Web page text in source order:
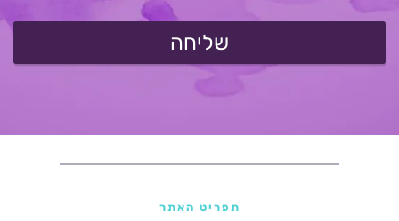
תפריט האתר